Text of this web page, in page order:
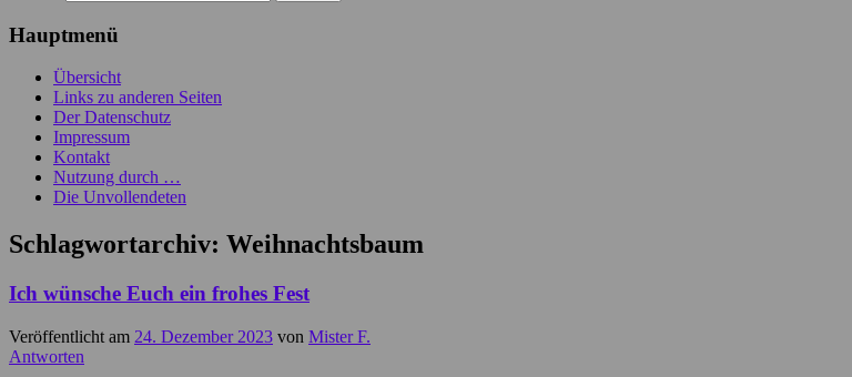
Hauptmenü
Übersicht
Links zu anderen Seiten
Der Datenschutz
Impressum
Kontakt
Nutzung durch …
Die Unvollendeten
Schlagwortarchiv: Weihnachtsbaum
Ich wünsche Euch ein frohes Fest
Veröffentlicht am 24. Dezember 2023 von Mister F.
Antworten